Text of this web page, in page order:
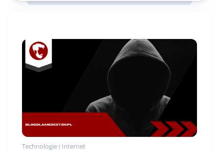
Technologie i Internet